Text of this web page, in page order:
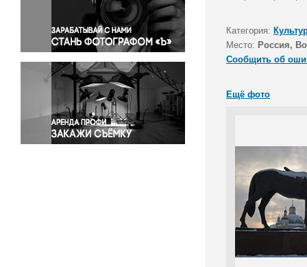
Правосудие
Происшествия и конфликты
Религия
Светская жизнь
Спорт
Экология
Экономика и бизнес
Категория:
Место: Россия,
Сообщить об
Ещё фото